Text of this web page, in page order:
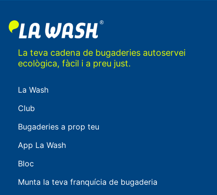
La teva cadena de bugaderies autoservei
ecològica, fàcil i a preu just.
La Wash
Club
Bugaderies a prop teu
App La Wash
Bloc
Munta la teva franquícia de bugaderia